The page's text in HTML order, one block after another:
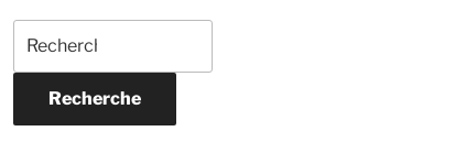
pour :
Recherche